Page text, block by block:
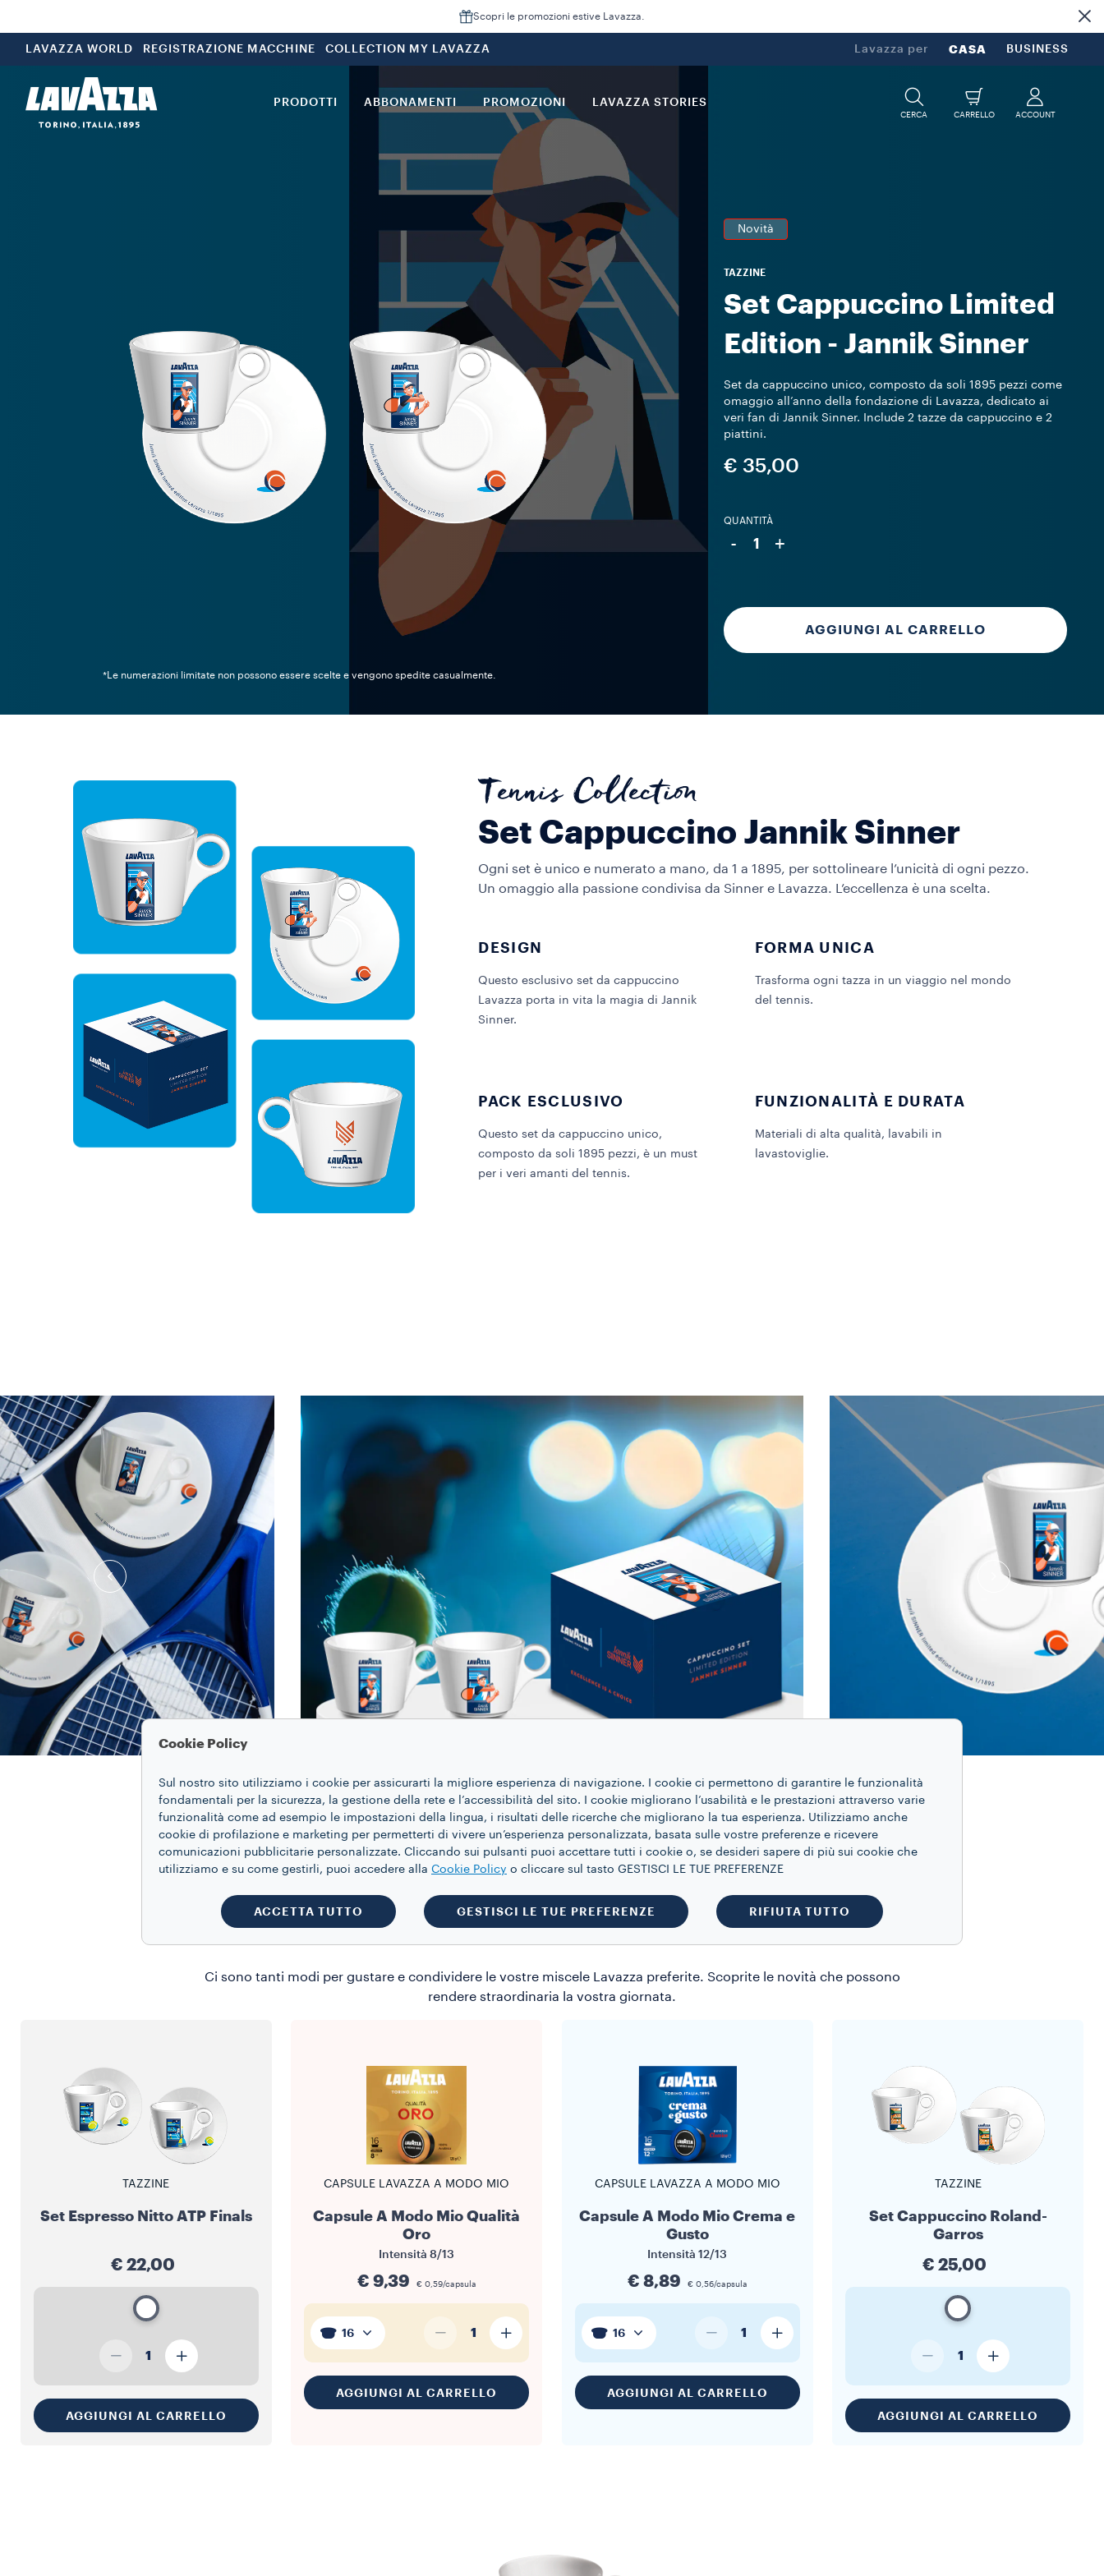
Scopri le promozioni estive Lavazza.
LAVAZZA WORLD REGISTRAZIONE MACCHINE COLLECTION MY LAVAZZA Lavazza per CASA BUSINESS
PRODOTTI ABBONAMENTI PROMOZIONI LAVAZZA STORIES
CERCA CARRELLO ACCOUNT
Novità
TAZZINE
Set Cappuccino Limited
Edition - Jannik Sinner
Set da cappuccino unico, composto da soli 1895 pezzi come
omaggio all’anno della fondazione di Lavazza, dedicato ai
veri fan di Jannik Sinner. Include 2 tazze da cappuccino e 2
piattini.
€ 35,00
QUANTITÀ
- 1 +
AGGIUNGI AL CARRELLO
*Le numerazioni limitate non possono essere scelte e vengono spedite casualmente.
Tennis Collection
Set Cappuccino Jannik Sinner
Ogni set è unico e numerato a mano, da 1 a 1895, per sottolineare l’unicità di ogni pezzo.
Un omaggio alla passione condivisa da Sinner e Lavazza. L’eccellenza è una scelta.
DESIGN
Questo esclusivo set da cappuccino
Lavazza porta in vita la magia di Jannik
Sinner.
PACK ESCLUSIVO
Questo set da cappuccino unico,
composto da soli 1895 pezzi, è un must
per i veri amanti del tennis.
FORMA UNICA
Trasforma ogni tazza in un viaggio nel mondo
del tennis.
FUNZIONALITÀ E DURATA
Materiali di alta qualità, lavabili in
lavastoviglie.
Ti potrebbe interessare anche
Le cose più belle partono da un desiderio di scoperta
Ci sono tanti modi per gustare e condividere le vostre miscele Lavazza preferite. Scoprite le novità che possono
rendere straordinaria la vostra giornata.
TAZZINE
Set Espresso Nitto ATP Finals
€ 22,00
1
AGGIUNGI AL CARRELLO
CAPSULE LAVAZZA A MODO MIO
Capsule A Modo Mio Qualità
Oro
Intensità8/13
€ 9,39 € 0,59/capsula
16 1
AGGIUNGI AL CARRELLO
CAPSULE LAVAZZA A MODO MIO
Capsule A Modo Mio Crema e
Gusto
Intensità12/13
€ 8,89 € 0,56/capsula
16 1
AGGIUNGI AL CARRELLO
TAZZINE
Set Cappuccino Roland-
Garros
€ 25,00
1
AGGIUNGI AL CARRELLO
Cookie Policy
Sul nostro sito utilizziamo i cookie per assicurarti la migliore esperienza di navigazione. I cookie ci permettono di garantire le funzionalità
fondamentali per la sicurezza, la gestione della rete e l’accessibilità del sito. I cookie migliorano l’usabilità e le prestazioni attraverso varie
funzionalità come ad esempio le impostazioni della lingua, i risultati delle ricerche che migliorano la tua esperienza. Utilizziamo anche
cookie di profilazione e marketing per permetterti di vivere un’esperienza personalizzata, basata sulle vostre preferenze e ricevere
comunicazioni pubblicitarie personalizzate. Cliccando sui pulsanti puoi accettare tutti i cookie o, se desideri sapere di più sui cookie che
utilizziamo e su come gestirli, puoi accedere alla Cookie Policy o cliccare sul tasto GESTISCI LE TUE PREFERENZE
ACCETTA TUTTO GESTISCI LE TUE PREFERENZE RIFIUTA TUTTO